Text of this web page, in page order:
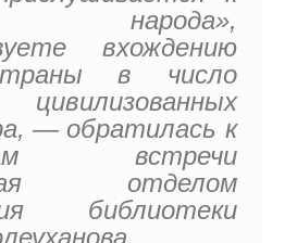
народа»,
вхождению
в число
— обратилась к
встречи
отделом
библиотеки